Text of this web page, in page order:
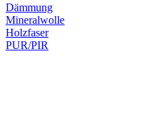
Dämmung
Mineralwolle
Holzfaser
PUR/PIR